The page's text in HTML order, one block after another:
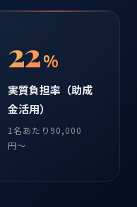
22%
実質負担率（助成
金活用）
1名あたり90,000
円〜